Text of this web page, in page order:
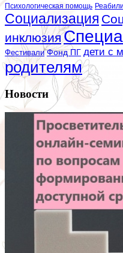
Психологическая помощь
Социализация
инклюзия
Фестивали Фонд ПГ дети с
родителям
Новости